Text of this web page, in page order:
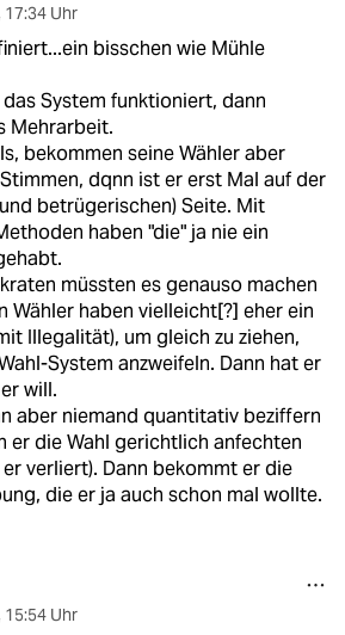
17:34 Uhr
bisschen wie Mühle
System funktioniert, dann
Mehrarbeit.
bekommen seine Wähler aber
dqnn ist er erst Mal auf der
betrügerischen) Seite. Mit
haben "die" ja nie ein
müssten es genauso machen
Wähler haben vielleicht[?] eher ein
Illegalität), um gleich zu ziehen,
System anzweifeln. Dann hat er
will.
aber niemand quantitativ beziffern
er die Wahl gerichtlich anfechten
er verliert). Dann bekommt er die
die er ja auch schon mal wollte.
15:54 Uhr